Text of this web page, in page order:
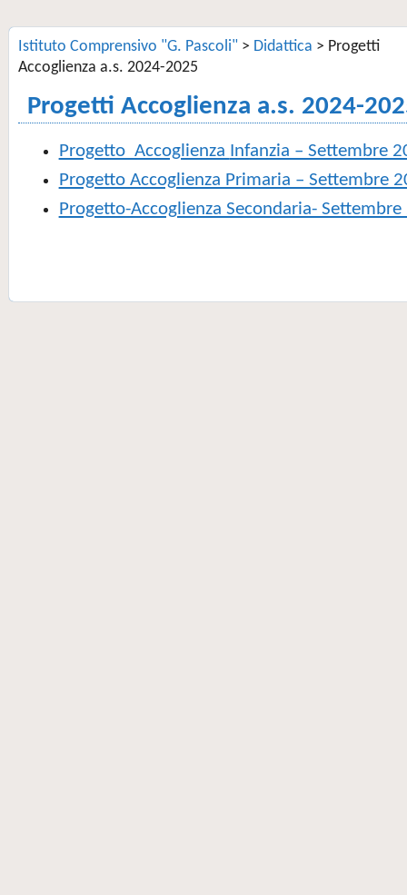
Istituto Comprensivo "G. Pascoli" > Didattica > Progetti
Accoglienza a.s. 2024-2025
Progetti Accoglienza a.s. 2024-
Progetto Accoglienza Infanzia – Settembre
Progetto Accoglienza Primaria – Settembre
Progetto-Accoglienza Secondaria-